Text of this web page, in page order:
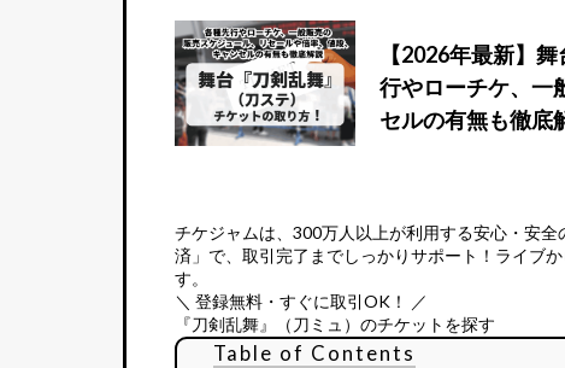
【2026年最新】
行やローチケ、一
セルの有無も徹底
チケジャムは、 300万人以上が利用する安心・安全
済」で、取引完了までしっかりサポート！ライブ
す。
＼ 登録無料・すぐに取引OK！ ／
『刀剣乱舞』（刀ミュ）のチケットを探す
Table of Contents